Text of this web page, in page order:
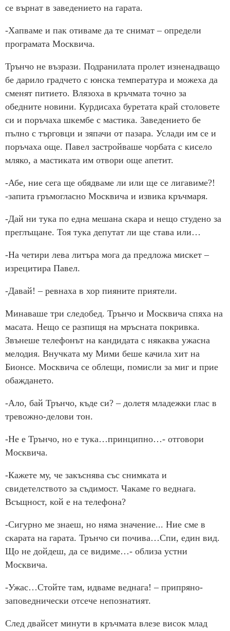
се върнат в заведението на гарата.
-Хапваме и пак отиваме да те снимат – определи
програмата Москвича.
Трънчо не възрази. Подранилата пролет изненадващо
бе дарило градчето с юнска температура и можеха да
сменят питието. Влязоха в кръчмата точно за
обедните новини. Курдисаха буретата край столовете
си и поръчаха шкембе с мастика. Заведението бе
пълно с търговци и зяпачи от пазара. Услади им се и
поръчаха още. Павел застройваше чорбата с кисело
мляко, а мастиката им отвори още апетит.
-Абе, ние сега ще обядваме ли или ще се лигавиме?!
-запита гръмогласно Москвича и извика кръчмаря.
-Дай ни тука по една мешана скара и нещо студено за
преглъщане. Тоя тука депутат ли ще става или…
-На четири лева литъра мога да предложа мискет –
изрецитира Павел.
-Давай! – ревнаха в хор пияните приятели.
Минаваше три следобед. Трънчо и Москвича спяха на
масата. Нещо се разпищя на мръсната покривка.
Звънеше телефонът на кандидата с някаква ужасна
мелодия. Внучката му Мими беше качила хит на
Бионсе. Москвича се облещи, помисли за миг и прие
обаждането.
-Ало, бай Трънчо, къде си? – долетя младежки глас в
тревожно-делови тон.
-Не е Трънчо, но е тука…принципно…- отговори
Москвича.
-Кажете му, че закъснява със снимката и
свидетелството за съдимост. Чакаме го веднага.
Всъщност, кой е на телефона?
-Сигурно ме знаеш, но няма значение... Ние сме в
скарата на гарата. Трънчо си почива…Спи, един вид.
Що не дойдеш, да се видиме…- облиза устни
Москвича.
-Ужас…Стойте там, идваме веднага! – припряно-
заповеднически отсече непознатият.
След двайсет минути в кръчмата влезе висок млад